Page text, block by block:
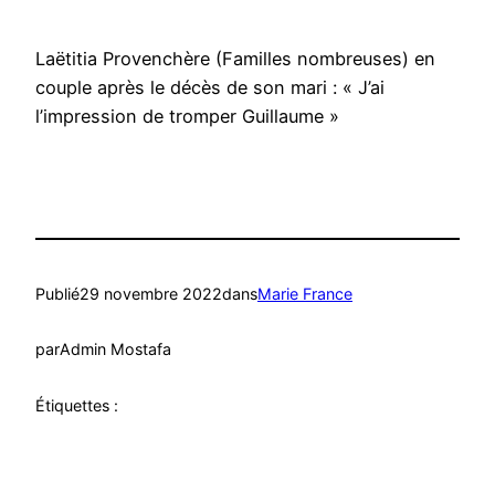
Laëtitia Provenchère (Familles nombreuses) en
couple après le décès de son mari : « J’ai
l’impression de tromper Guillaume »
Publié29 novembre 2022dansMarie France
parAdmin Mostafa
Étiquettes :